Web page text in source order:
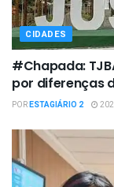
CIDADES
#Chapada:
por diferenças
PORESTAGIÁRIO 2